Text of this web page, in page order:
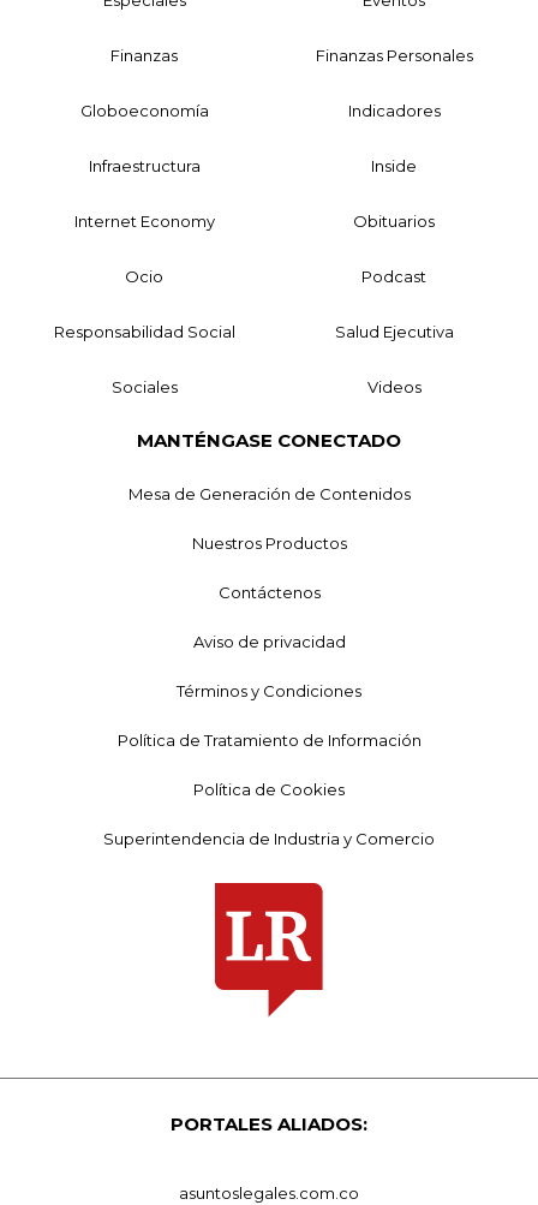
Finanzas Finanzas Personales
Globoeconomía Indicadores
Infraestructura Inside
Internet Economy Obituarios
Ocio Podcast
Responsabilidad Social Salud Ejecutiva
Sociales Videos
MANTÉNGASE CONECTADO
Mesa de Generación de Contenidos
Nuestros Productos
Contáctenos
Aviso de privacidad
Términos y Condiciones
Política de Tratamiento de Información
Política de Cookies
Superintendencia de Industria y Comercio
PORTALES ALIADOS:
asuntoslegales.com.co